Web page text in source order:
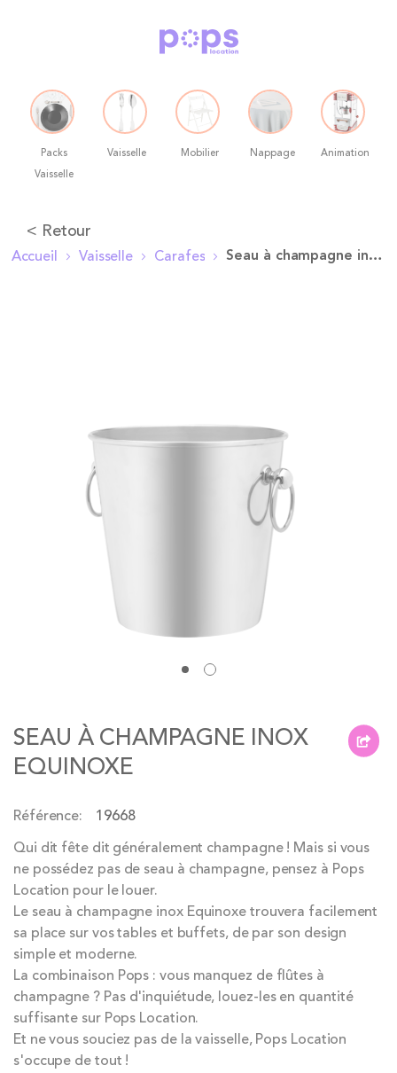
Packs
Vaisselle
Vaisselle Mobilier Nappage Animation
Allez
au
contenu
< Retour
Accueil Vaisselle Carafes Seau à champagne inox Equinoxe
the
beginning
of
images
gallery
SEAU À CHAMPAGNE INOX
EQUINOXE
Référence
19668
Qui dit fête dit généralement champagne ! Mais si vous
ne possédez pas de seau à champagne, pensez à Pops
Location pour le louer.
Le seau à champagne inox Equinoxe trouvera facilement
sa place sur vos tables et buffets, de par son design
simple et moderne.
La combinaison Pops : vous manquez de flûtes à
champagne ? Pas d'inquiétude, louez-les en quantité
suffisante sur Pops Location.
Et ne vous souciez pas de la vaisselle, Pops Location
s'occupe de tout !